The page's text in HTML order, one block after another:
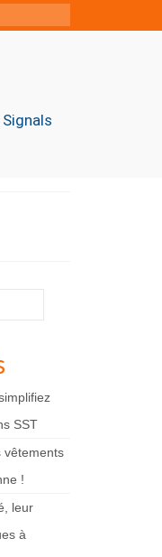
SST
vêtements
!
leur
à